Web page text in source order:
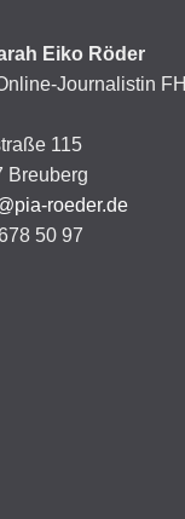
Eiko Röder
Journalistin FH
115
Breuberg
roeder.de
50 97